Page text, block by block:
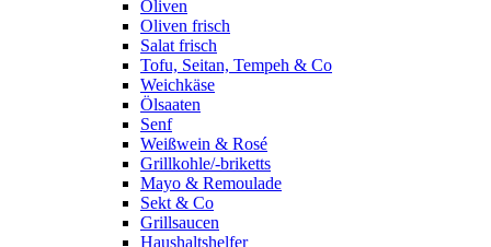
Oliven
Oliven frisch
Salat frisch
Tofu, Seitan, Tempeh & Co
Weichkäse
Ölsaaten
Senf
Weißwein & Rosé
Grillkohle/-briketts
Mayo & Remoulade
Sekt & Co
Grillsaucen
Haushaltshelfer